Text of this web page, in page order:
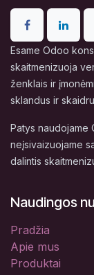
Esame Odoo
skaitmenizuoja
ženklais ir
sklandus ir
Patys naudojame
neįsivaizuojame
dalintis
Naudingos
Pradžia
Apie mus
Produktai